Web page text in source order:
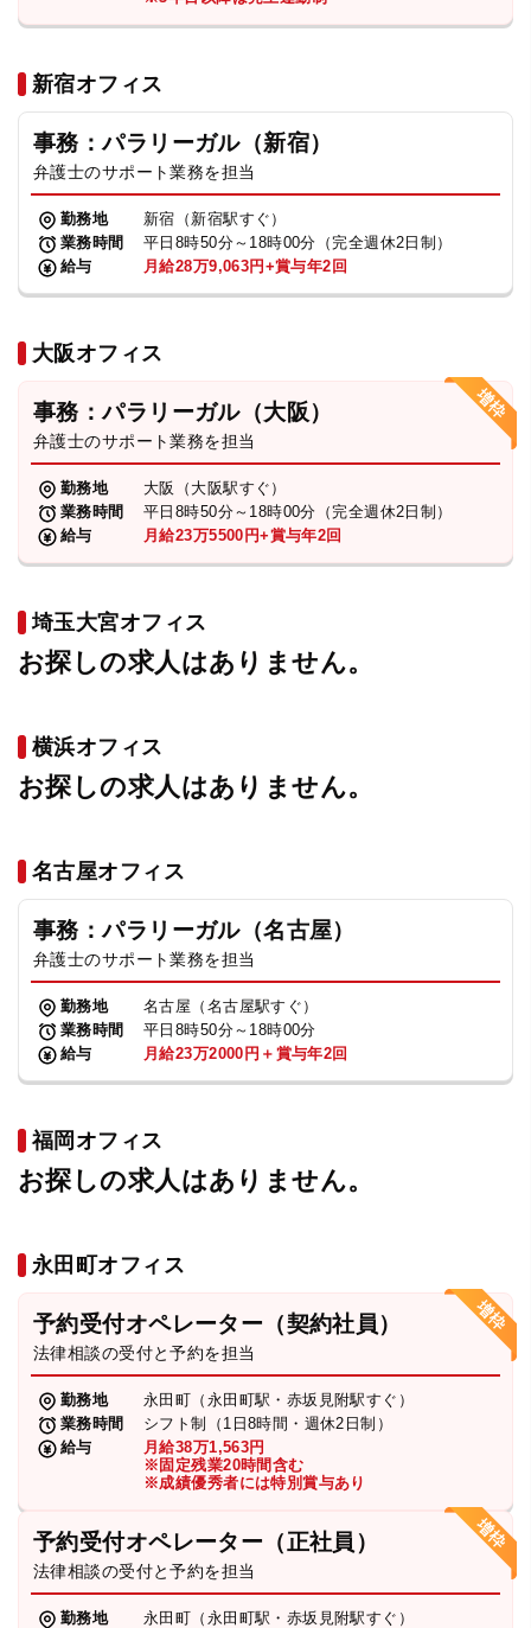
新宿オフィス
事務：パラリーガル（新宿）
弁護士のサポート業務を担当
勤務地
新宿（新宿駅すぐ）
業務時間
平日8時50分～18時00分（完全週休2日制）
給与
月給28万9,063円+賞与年2回
大阪オフィス
事務：パラリーガル（大阪）
弁護士のサポート業務を担当
勤務地
大阪（大阪駅すぐ）
業務時間
平日8時50分～18時00分（完全週休2日制）
給与
月給23万5500円+賞与年2回
埼玉大宮オフィス
お探しの求人はありません。
横浜オフィス
お探しの求人はありません。
名古屋オフィス
事務：パラリーガル（名古屋）
弁護士のサポート業務を担当
勤務地
名古屋（名古屋駅すぐ）
業務時間
平日8時50分～18時00分
給与
月給23万2000円＋賞与年2回
福岡オフィス
お探しの求人はありません。
永田町オフィス
予約受付オペレーター（契約社員）
法律相談の受付と予約を担当
勤務地
永田町（永田町駅・赤坂見附駅すぐ）
業務時間
シフト制（1日8時間・週休2日制）
給与
月給38万1,563円
※固定残業20時間含む
※成績優秀者には特別賞与あり
予約受付オペレーター（正社員）
法律相談の受付と予約を担当
勤務地
永田町（永田町駅・赤坂見附駅すぐ）